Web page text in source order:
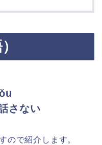
さない
ので紹介します。